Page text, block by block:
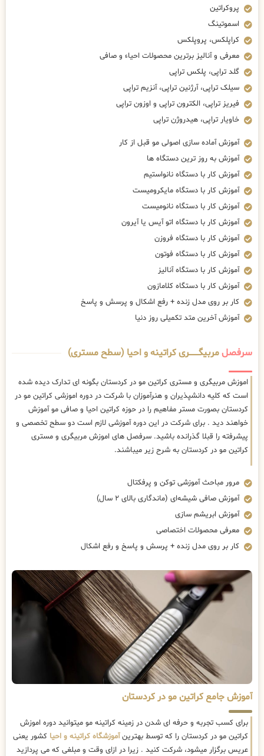
پروکراتین
اسموتینگ
کراپلکس، پروپلکس
معرفی و آنالیز برترین محصولات احیاء و صافی
گلد تراپی، پلکس تراپی
سیلک تراپی، آرژنین تراپی، آنزیم تراپی
فیریز تراپی، الکترون تراپی و اوزون تراپی
خاویار تراپی، هیدروژن تراپی
آموزش آماده سازی اصولی مو قبل از کار
آموزش به روز ترین دستگاه ها
آموزش کار با دستگاه نانواستیم
آموزش کار با دستگاه مایکرومیست
آموزش کار با دستگاه نانومیست
آموزش کار با دستگاه اتو آیس یا آیرون
آموزش کار با دستگاه فروزن
آموزش کار با دستگاه فوتون
آموزش کار با دستگاه آنالیز
آموزش کار با دستگاه کلامازون
کار بر روی مدل زنده + رفع اشکال و پرسش و پاسخ
آموزش آخرین متد تکمیلی روز دنیا
سرفصلمربیگــــــــری کراتینه و احیا (سطح مستری)
اموزش مربیگری و مستری کراتین مو در کردستان بگونه ای تدارک دیده شده
است که کلیه دانشپذیران و هنرآموزان با شرکت در دوره اموزشی کراتین مو در
کردستان بصورت مستر مفاهیم را در حوزه کراتین احیا و صافی مو آموزش
خواهند دید . برای شرکت در این دوره آموزشی لازم است دو سطح تخصصی و
پیشرفته را قبلا گذرانده باشید. سرفصل های اموزش مربیگری و مستری
کراتین مو در کردستان به شرح زیر میباشند.
مرور مباحث آموزشی توکن و پرفکتال
آموزش صافی شیشه‌ای (ماندگاری بالای ۲ سال)
آموزش ابریشم سازی
معرفی محصولات اختصاصی
کار بر روی مدل زنده + پرسش و پاسخ و رفع اشکال
آموزش جامع کراتین مو در کردستان
برای کسب تجربه و حرفه ای شدن در زمینه کراتینه مو میتوانید دوره اموزش
کراتین مو در کردستان را که توسط بهترینآموزشگاه کراتینه و احیا کشور یعنی
عریس برگزار میشود، شرکت کنید . زیرا در ازای وقت و مبلغی که می پردازید